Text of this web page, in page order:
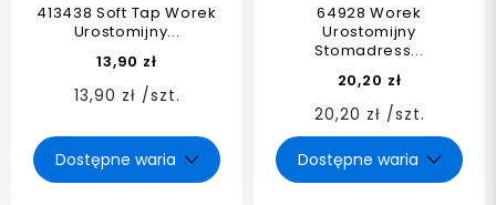
413438 Soft Tap Worek
Urostomijny...
13,90 zł
13,90 zł /szt.
64928 Worek
Urostomijny
Stomadress...
20,20 zł
20,20 zł /szt.